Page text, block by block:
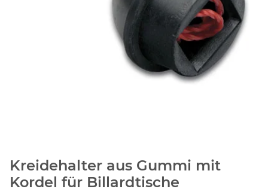
Kreidehalter aus Gummi mit
Kordel für Billardtische